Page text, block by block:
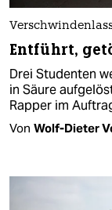
Entführt,
Drei Studenten
in Säure
Rapper im
Von Wolf-Dieter